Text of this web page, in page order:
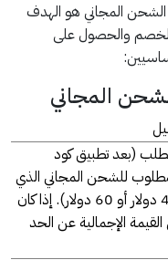
المجاني هو الهدف
الخصم والحصول على
المجاني
(بعد تطبيق كود
للشحن المجاني الذي
يحدده اي هيرب لبلدك (مثلاً: 40 دولار أو 60 دولار). إذا كان
الإجمالية عن الحد